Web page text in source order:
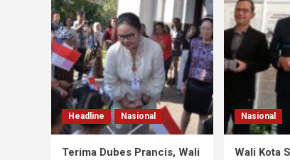
Headline Nasional
Terima Dubes Prancis, Wali
Nasional
Wali Kota